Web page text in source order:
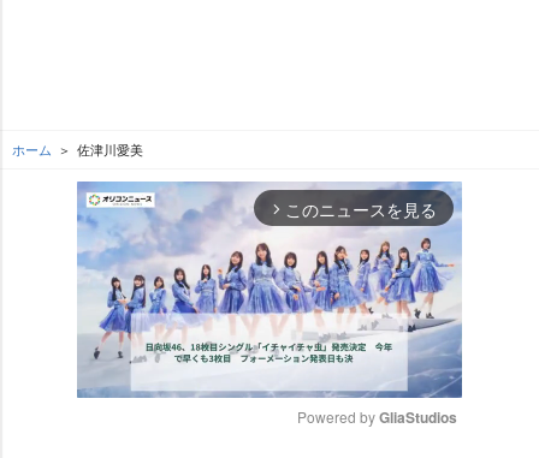
ホーム 佐津川愛美
arrow_forward_ios このニュースを見る
Powered by GliaStudios